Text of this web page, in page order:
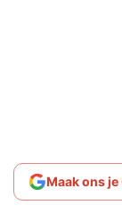
Maak ons